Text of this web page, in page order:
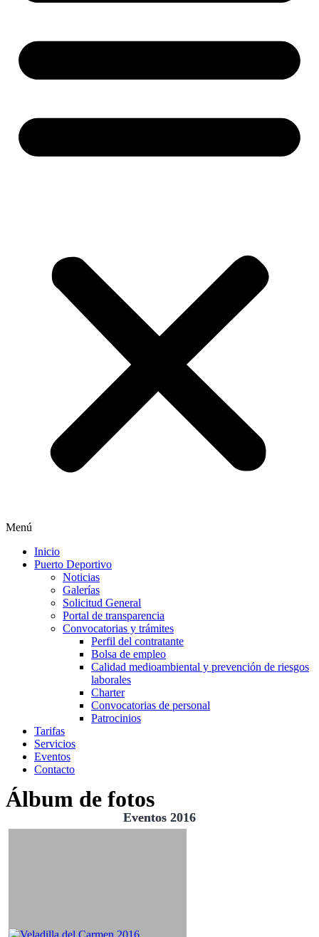
Menú
Inicio
Puerto Deportivo
Noticias
Galerías
Solicitud General
Portal de transparencia
Convocatorias y trámites
Perfil del contratante
Bolsa de empleo
Calidad medioambiental y prevención de riesgos
laborales
Charter
Convocatorias de personal
Patrocinios
Tarifas
Servicios
Eventos
Contacto
Álbum de fotos
Eventos 2016